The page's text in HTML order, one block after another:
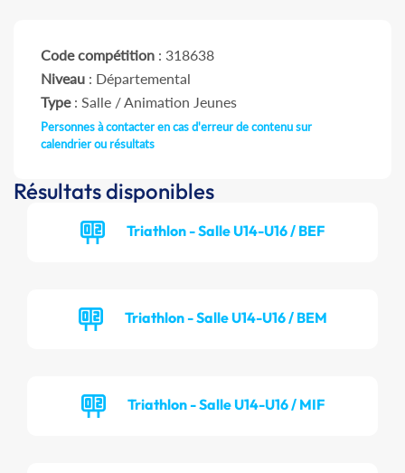
Code compétition : 318638
Niveau : Départemental
Type: Salle / Animation Jeunes
Personnes à contacter en cas d'erreur de contenu sur
calendrier ou résultats
Résultats disponibles
Triathlon - Salle U14-U16 / BEF
Triathlon - Salle U14-U16 / BEM
Triathlon - Salle U14-U16 / MIF